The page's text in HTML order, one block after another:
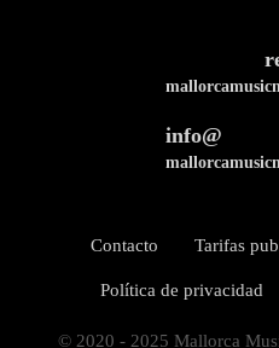
info@
Contacto Tarifas
Política de privacidad
© 2020 - 2025 Mallorca